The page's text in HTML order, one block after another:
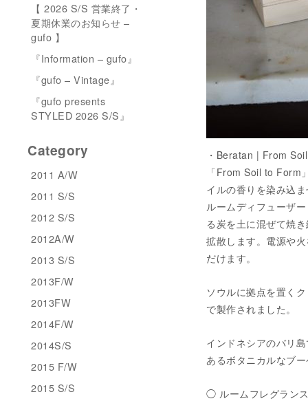
・Beratan | From
「From Soil to Form
イルの香りを染み込
ルームディフューザ
る炭を土に混ぜて焼
拡散します。電源や
だけます。
ソウルに拠点を置く
で製作されました。
インドネシアのバリ
あるボタニカルなブ
◯ ルームフレグラン
【 2026 S/S 営業終了・
夏期休業のお知らせ –
gufo 】
『Information – gufo』
『gufo – Vintage』
『gufo presents
STYLED 2026 S/S』
Category
2011 A/W
2011 S/S
2012 S/S
2012A/W
2013 S/S
2013F/W
2013FW
2014F/W
2014S/S
2015 F/W
2015 S/S